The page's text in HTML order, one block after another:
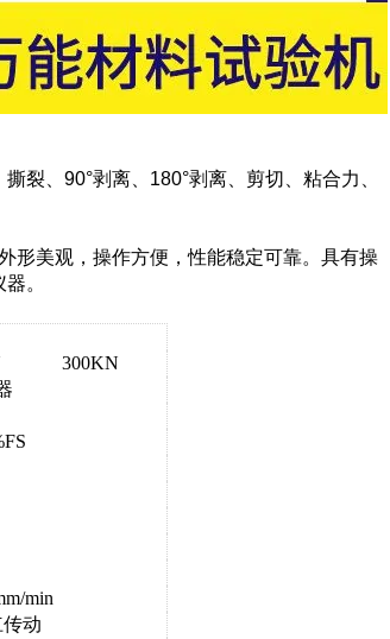
裂、90°剥离、180°剥离、剪切、粘合力、
形美观，操作方便，性能稳定可靠。具有操
。
300KN
min
动